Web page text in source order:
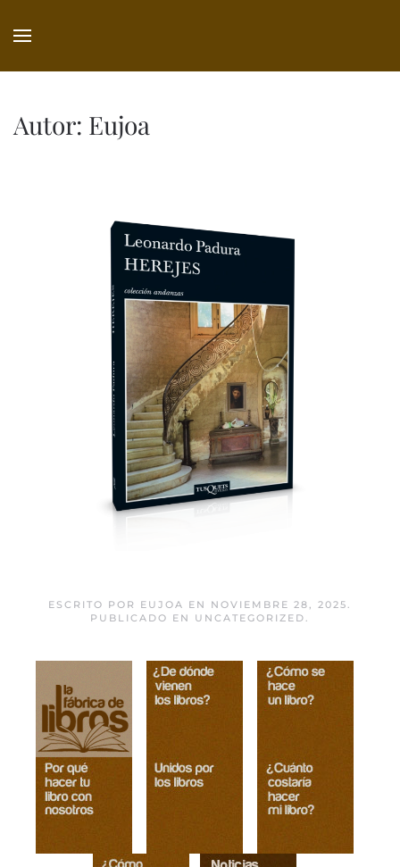
Autor: Eujoa
ESCRITO POR EUJOA EN NOVIEMBRE 28, 2025.
PUBLICADO EN UNCATEGORIZED.